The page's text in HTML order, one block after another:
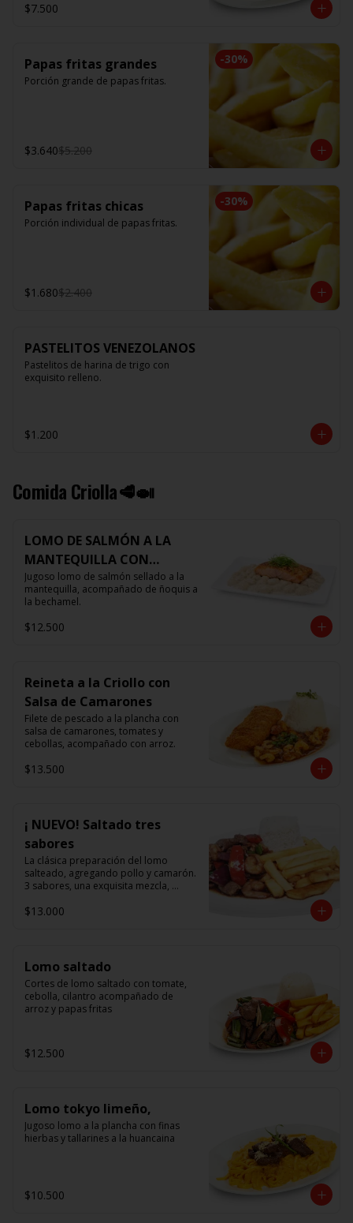
$7.500
-30%
Papas fritas grandes
Porción grande de papas fritas.
$3.640$5.200
-30%
Papas fritas chicas
Porción individual de papas fritas.
$1.680$2.400
PASTELITOS VENEZOLANOS
Pastelitos de harina de trigo con
exquisito relleno.
$1.200
Comida Criolla🥩🍛
LOMO DE SALMÓN A LA
MANTEQUILLA CON
ÑOQUIS 🧈
Jugoso lomo de salmón sellado a la
mantequilla, acompañado de ñoquis a
la bechamel.
$12.500
Reineta a la Criollo con
Salsa de Camarones
Filete de pescado a la plancha con
salsa de camarones, tomates y
cebollas, acompañado con arroz.
$13.500
¡ NUEVO! Saltado tres
sabores
La clásica preparación del lomo
salteado, agregando pollo y camarón.
3 sabores, una exquisita mezcla,
$13.000
Lomo saltado
Cortes de lomo saltado con tomate,
cebolla, cilantro acompañado de
arroz y papas fritas
$12.500
Lomo tokyo limeño,
Jugoso lomo a la plancha con finas
hierbas y tallarines a la huancaina
$10.500